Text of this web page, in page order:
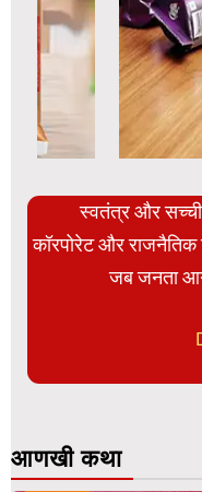
स्वतंत्र और सच्ची
कॉरपोरेट और
जब जनता
आणखी कथा